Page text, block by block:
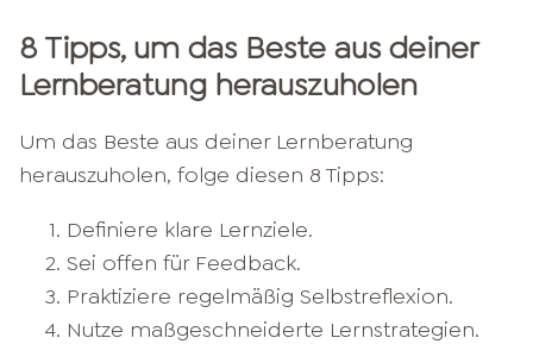
8 Tipps, um das Beste aus deiner
Lernberatung herauszuholen
Um das Beste aus deiner Lernberatung
herauszuholen, folge diesen 8 Tipps:
Definiere klare Lernziele.
Sei offen für Feedback.
Praktiziere regelmäßig Selbstreflexion.
Nutze maßgeschneiderte Lernstrategien.